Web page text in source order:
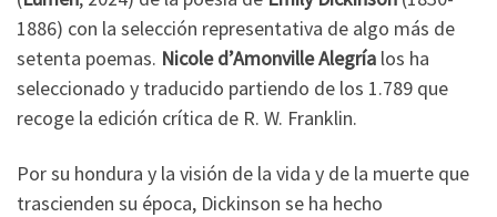
1886) con la selección representativa de algo más de
setenta poemas. Nicole d’Amonville Alegría los ha
seleccionado y traducido partiendo de los 1.789 que
recoge la edición crítica de R. W. Franklin.
Por su hondura y la visión de la vida y de la muerte que
trascienden su época, Dickinson se ha hecho